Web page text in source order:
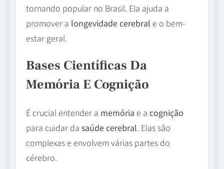
tornando popular no Brasil. Ela ajuda a
promover a longevidade cerebral e o bem-
estar geral.
Bases Científicas Da
Memória E Cognição
É crucial entender a memória e a cognição
para cuidar da saúde cerebral. Elas são
complexas e envolvem várias partes do
cérebro.